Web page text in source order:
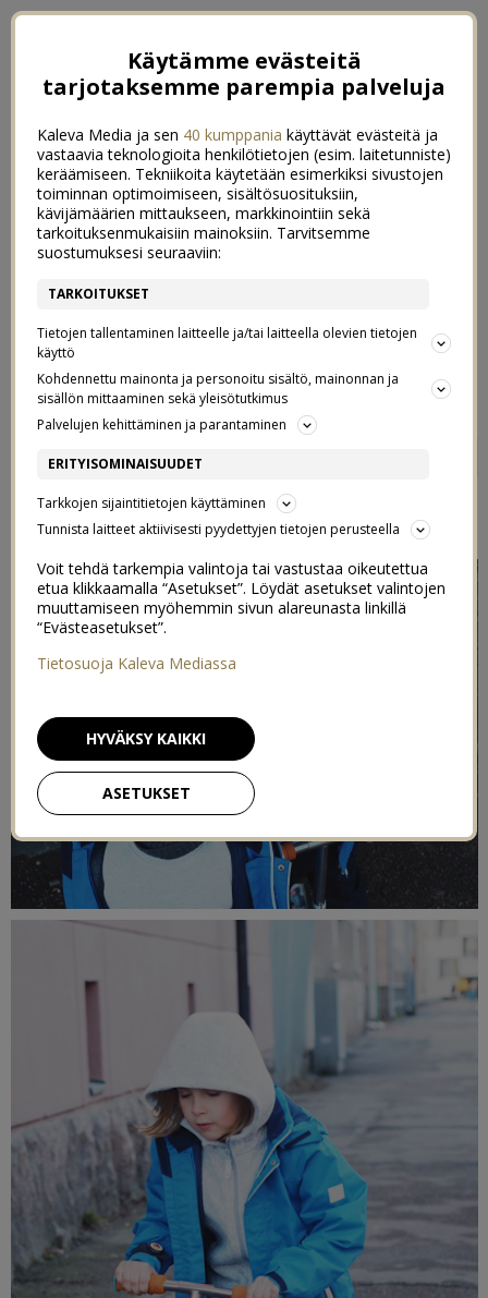
VALMIINA AKTIIVISEEN
VÄLIKAUTEEN
6/04/2017
Käytämme evästeitä
tarjotaksemme parempia palveluja
Kaleva Media ja sen 40 kumppania käyttävät evästeitä ja
vastaavia teknologioita henkilötietojen (esim. laitetunniste)
keräämiseen. Tekniikoita käytetään esimerkiksi sivustojen
toiminnan optimoimiseen, sisältösuosituksiin,
kävijämäärien mittaukseen, markkinointiin sekä
tarkoituksenmukaisiin mainoksiin. Tarvitsemme
suostumuksesi seuraaviin:
TARKOITUKSET
Tietojen tallentaminen laitteelle ja/tai laitteella olevien tietojen
käyttö
Kohdennettu mainonta ja personoitu sisältö, mainonnan ja
sisällön mittaaminen sekä yleisötutkimus
Palvelujen kehittäminen ja parantaminen
ERITYISOMINAISUUDET
Tarkkojen sijaintitietojen käyttäminen
Tunnista laitteet aktiivisesti pyydettyjen tietojen perusteella
Voit tehdä tarkempia valintoja tai vastustaa oikeutettua
etua klikkaamalla “Asetukset”. Löydät asetukset valintojen
muuttamiseen myöhemmin sivun alareunasta linkillä
“Evästeasetukset”.
Tietosuoja Kaleva Mediassa
ASETUKSET
HYVÄKSY KAIKKI